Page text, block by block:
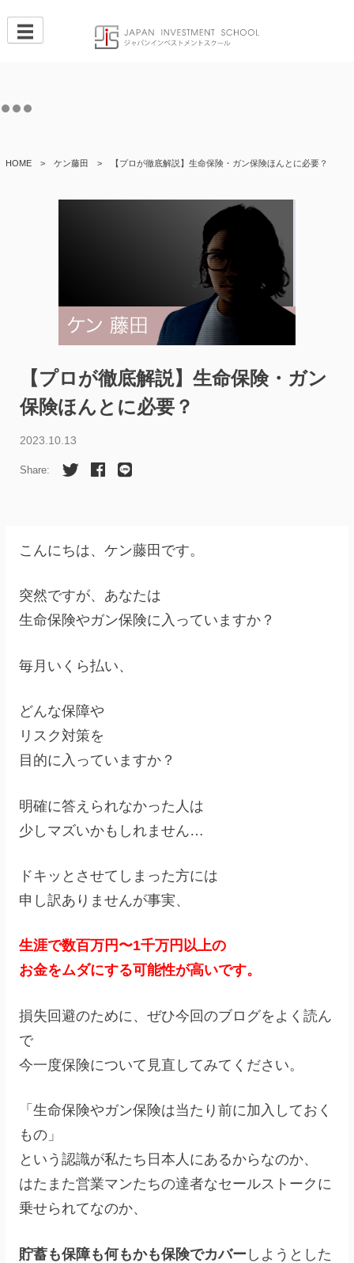
Skip
to
HOME > ケン藤田 > 【プロが徹底解説】生命保険・ガン保険ほんとに必要？
【プロが徹底解説】生命保険・ガン
保険ほんとに必要？
2023.10.13
Share:
こんにちは、ケン藤田です。
突然ですが、あなたは
生命保険やガン保険に入っていますか？
毎月いくら払い、
どんな保障や
リスク対策を
目的に入っていますか？
明確に答えられなかった人は
少しマズいかもしれません…
ドキッとさせてしまった方には
申し訳ありませんが事実、
生涯で数百万円〜1千万円以上の
お金をムダにする可能性が高いです。
損失回避のために、ぜひ今回のブログをよく読ん
で
今一度保険について見直してみてください。
「生命保険やガン保険は当たり前に加入しておく
もの」
という認識が私たち日本人にあるからなのか、
はたまた営業マンたちの達者なセールストークに
乗せられてなのか、
貯蓄も保障も何もかも保険でカバー しようとした